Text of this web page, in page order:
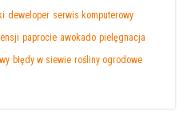
deweloper serwis komputerowy
paprocie awokado pielęgnacja
błędy w siewie rośliny ogrodowe